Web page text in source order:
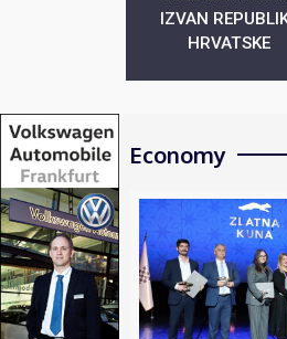
IZVAN
HRVATSKE
Economy